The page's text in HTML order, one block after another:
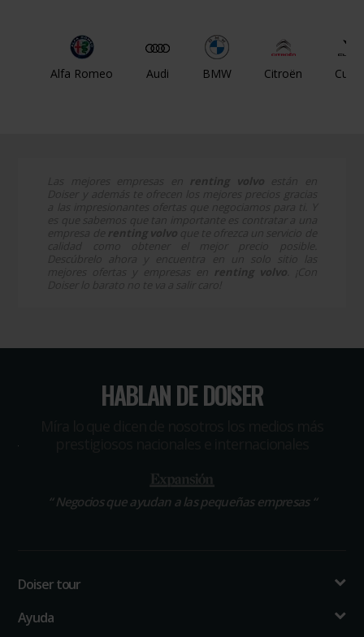
Alfa Romeo Audi BMW Citroën
HABLAN DE DOISER
“Negocios que ayudan a las pequeñas empresas “
Doiser tour
Ayuda